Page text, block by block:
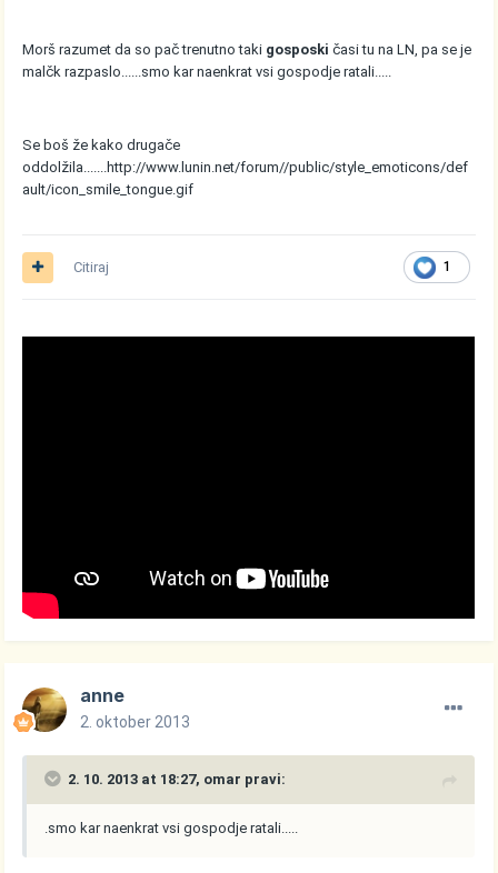
Morš razumet da so pač trenutno taki gosposki časi tu na LN, pa se je
malčk razpaslo......smo kar naenkrat vsi gospodje ratali.....
Se boš že kako drugače
oddolžila.......http://www.lunin.net/forum//public/style_emoticons/def
ault/icon_smile_tongue.gif
1
Citiraj
anne
2. oktober 2013
2. 10. 2013 at 18:27, omar pravi:
.smo kar naenkrat vsi gospodje ratali.....